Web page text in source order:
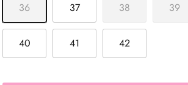
36
37 38 39
40 41 42